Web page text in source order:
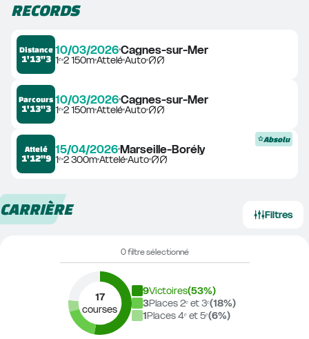
RECORDS
Distance
1'13"3
10/03/2026Cagnes-sur-Mer
1ᵉ2 150mAtteléAuto
Parcours
1'13"3
10/03/2026Cagnes-sur-Mer
1ᵉ2 150mAtteléAuto
Attelé
1'12"9
15/04/2026Marseille-Borély
1ᵉ2 300mAtteléAuto
Absolu
CARRIÈRE Filtres
0 filtre sélectionné
17
courses
9Victoires(53%)
3Places 2ᵉ et 3ᵉ(18%)
1Places 4ᵉ et 5ᵉ(6%)